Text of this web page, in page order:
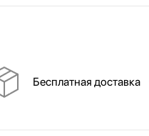
Бесплатная доставка